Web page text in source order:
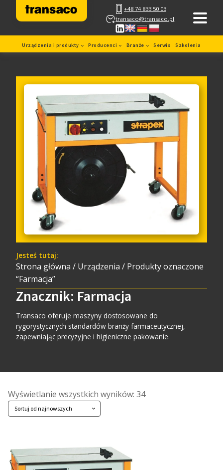
+48 74 833 50 03
transaco@transaco.pl
Urządzenia i produkty Producenci Branże Serwis Szkolenia
Jesteś tutaj:
Strona główna / Urządzenia / Produkty oznaczone
“Farmacja”
Znacznik: Farmacja
Transaco oferuje maszyny dostosowane do
rygorystycznych standardów branży farmaceutycznej,
zapewniając precyzyjne i higieniczne pakowanie.
Wyświetlanie wszystkich wyników: 34Posortowane